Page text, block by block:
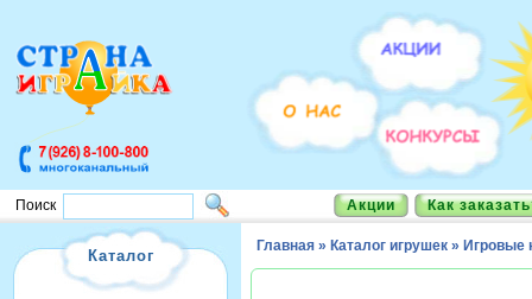
Поиск Акции Как
Каталог
Главная » Каталог игрушек » Игровые